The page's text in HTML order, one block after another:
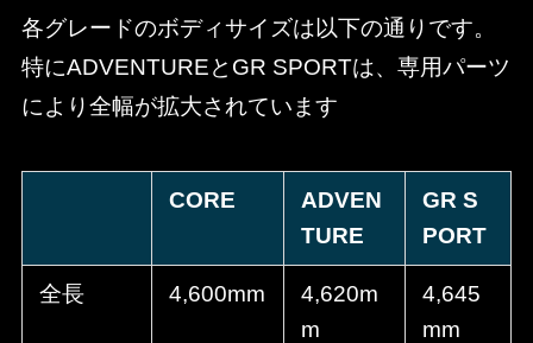
各グレードのボディサイズは以下の通りです。
特にADVENTUREとGR SPORTは、専用パーツ
により全幅が拡大されています
CORE
ADVEN
TURE
GR S
PORT
全長 4,600mm
4,620m
m
4,645
mm